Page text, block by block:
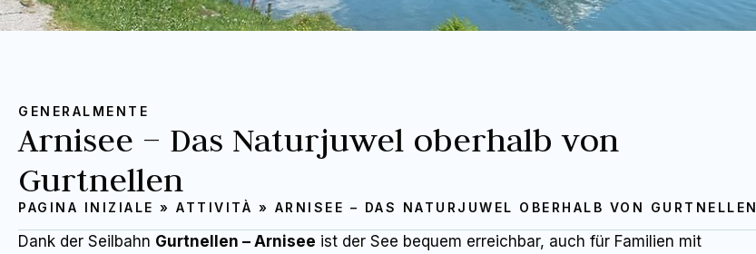
GENERALMENTE
Arnisee – Das Naturjuwel oberhalb von
Gurtnellen
PAGINA INIZIALE » ATTIVITÀ » ARNISEE – DAS NATURJUWEL OBERHALB VON GURTNELLEN
Dank der Seilbahn Gurtnellen – Arnisee ist der See bequem erreichbar, auch für Familien mit